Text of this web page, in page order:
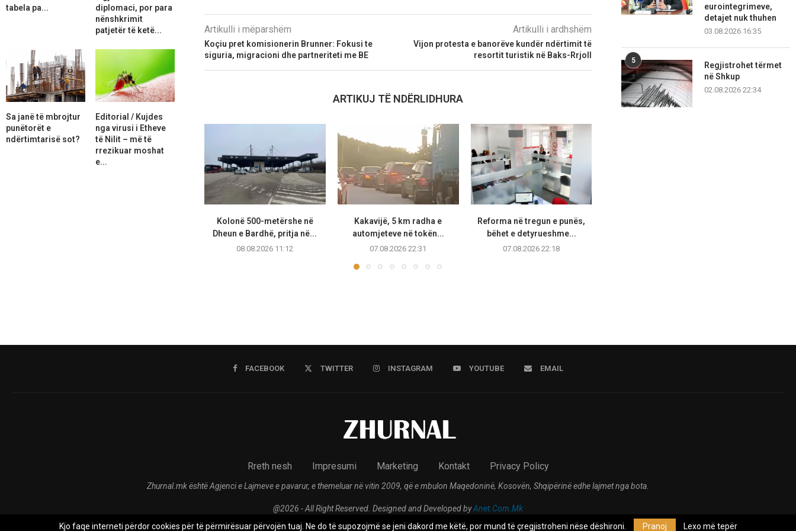
Artikulli i mëparshëm
Koçiu pret komisionerin Brunner: Fokusi te
siguria, migracioni dhe partneriteti me BE
Artikulli i ardhshëm
Vijon protesta e banorëve kundër ndërtimit të
resortit turistik në Baks-Rrjoll
ARTIKUJ TË NDËRLIDHURA
Kolonë 500-metërshe në
Dheun e Bardhë, pritja në...
08.08.2026 11:12
Kakavijë, 5 km radha e
automjeteve në tokën...
07.08.2026 22:31
Reforma në tregun e punës,
bëhet e detyrueshme...
07.08.2026 22:18
eurointegrimeve,
detajet nuk thuhen
03.08.2026 16:35
5
Regjistrohet tërmet
në Shkup
02.08.2026 22:34
tabela pa...
diplomaci, por para
nënshkrimit
patjetër të ketë...
Sa janë të mbrojtur
punëtorët e
ndërtimtarisë sot?
Editorial / Kujdes
nga virusi i Etheve
të Nilit – më të
rrezikuar moshat
e...
FACEBOOK TWITTER INSTAGRAM YOUTUBE EMAIL
Rreth nesh Impresumi Marketing Kontakt Privacy Policy
Zhurnal.mk është Agjenci e Lajmeve e pavarur, e themeluar në vitin 2009, që e mbulon Maqedoninë, Kosovën, Shqipërinë edhe lajmet nga bota.
@2026 - All Right Reserved. Designed and Developed byAnet.Com.Mk
Kjo faqe interneti përdor cookies për të përmirësuar përvojën tuaj. Ne do të supozojmë se jeni dakord me këtë, por mund të çregjistroheni nëse dëshironi.
Pranoj Lexo më tepër